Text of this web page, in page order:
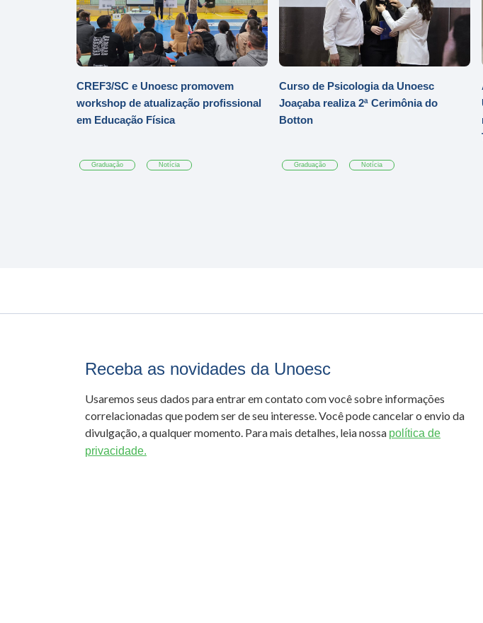
CREF3/SC e Unoesc promovem
workshop de atualização profissional
em Educação Física
Graduação Notícia
Curso de Psicologia da Unoesc
Joaçaba realiza 2ª Cerimônia do
Botton
Graduação Notícia
Receba as novidades da Unoesc
Usaremos seus dados para entrar em contato com você sobre informações
correlacionadas que podem ser de seu interesse. Você pode cancelar o envio da
divulgação, a qualquer momento. Para mais detalhes, leia nossa política de
privacidade.